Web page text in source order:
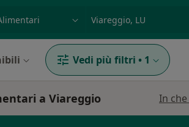
Vedi più filtri • 1
a Viareggio In